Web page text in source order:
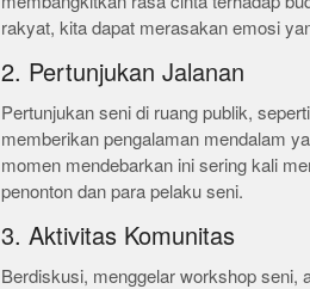
rakyat, kita dapat merasakan emosi
2. Pertunjukan Jalanan
Pertunjukan seni di ruang publik,
memberikan pengalaman mendalam
momen mendebarkan ini sering kali
penonton dan para pelaku seni.
3. Aktivitas Komunitas
Berdiskusi, menggelar workshop seni,